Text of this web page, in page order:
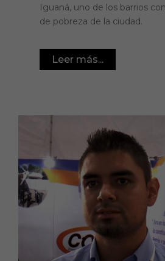
Iguaná, uno de los barrios
de pobreza de la ciudad.
Leer más...